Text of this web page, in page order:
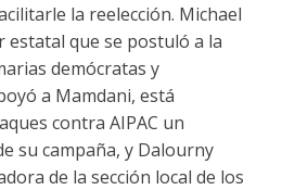
la reelección. Michael
estatal que se postuló a la
demócratas y
a Mamdani, está
contra AIPAC un
su campaña, y Dalourny
de la sección local de los